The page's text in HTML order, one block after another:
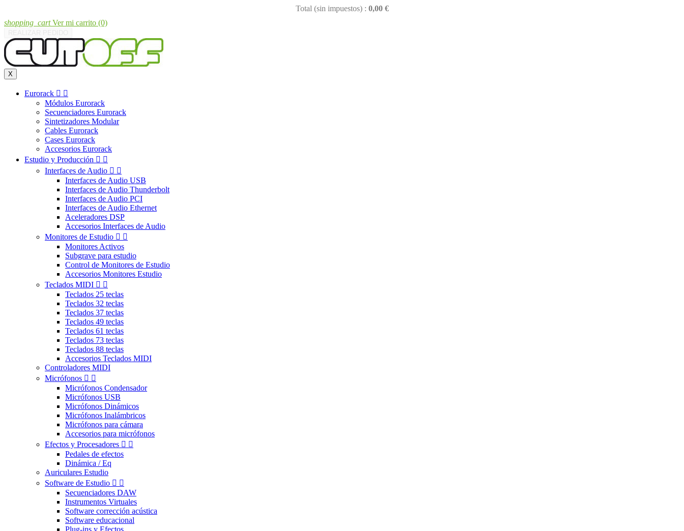
Total (sin impuestos) : 0,00 €
shopping_cart Ver mi carrito (0)
X
Eurorack  
Módulos Eurorack
Secuenciadores Eurorack
Sintetizadores Modular
Cables Eurorack
Cases Eurorack
Accesorios Eurorack
Estudio y Producción  
Interfaces de Audio  
Interfaces de Audio USB
Interfaces de Audio Thunderbolt
Interfaces de Audio PCI
Interfaces de Audio Ethernet
Aceleradores DSP
Accesorios Interfaces de Audio
Monitores de Estudio  
Monitores Activos
Subgrave para estudio
Control de Monitores de Estudio
Accesorios Monitores Estudio
Teclados MIDI  
Teclados 25 teclas
Teclados 32 teclas
Teclados 37 teclas
Teclados 49 teclas
Teclados 61 teclas
Teclados 73 teclas
Teclados 88 teclas
Accesorios Teclados MIDI
Controladores MIDI
Micrófonos  
Micrófonos Condensador
Micrófonos USB
Micrófonos Dinámicos
Micrófonos Inalámbricos
Micrófonos para cámara
Accesorios para micrófonos
Efectos y Procesadores  
Pedales de efectos
Dinámica / Eq
Auriculares Estudio
Software de Estudio  
Secuenciadores DAW
Instrumentos Virtuales
Software corrección acústica
Software educacional
Plug-ins y Efectos